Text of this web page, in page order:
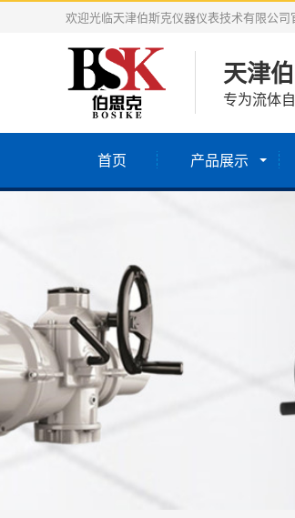
欢迎光临天津伯斯克仪器仪表技术有限公司
天津
专为流体
首页 产品展示